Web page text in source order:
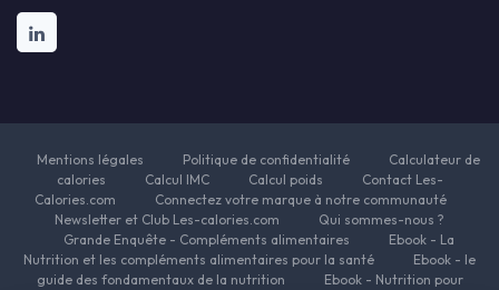
Mentions légales Politique de confidentialité
Calculateur de
calories
Calcul IMC Calcul poids
Contact Les-
Calories.com
Connectez votre marque à notre communauté
Newsletter et Club Les-calories.com
Qui sommes-nous ?
Grande Enquête - Compléments alimentaires
Ebook - La
Nutrition et les compléments alimentaires pour la santé
Ebook - le
guide des fondamentaux de la nutrition
Ebook - Nutrition pour